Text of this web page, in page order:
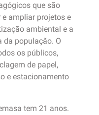
que são
ampliar projetos e
ambiental e a
da população. O
os públicos,
de papel,
e estacionamento
tem 21 anos.